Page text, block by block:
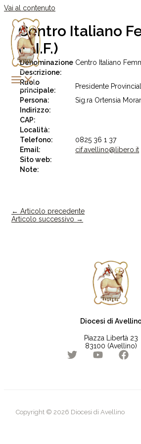
Vai al contenuto
Centro Italiano
(C.I.F.)
Denominazione Centro Italiano
Descrizione:
Ruolo
principale:
Presidente
Persona:
Sig.ra Ortensia
Indirizzo:
CAP:
Località:
Telefono:
0825 36 1 37
Email:
cif.avellino@libero.it
Sito web:
Note:
← Articolo precedente
Articolo successivo →
Diocesi di
Piazza Libertà 23
83100 (Avellino)
Copyright © 2026 Diocesi di Avellino